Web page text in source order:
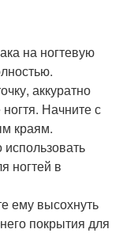
на ногтевую
аккуратно
Начните с
краям.
ногтей в
ему высохнуть
покрытия для